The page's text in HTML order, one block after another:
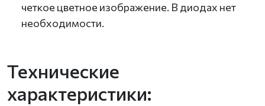
четкое цветное изображение. В диодах нет
необходимости.
Технические
характеристики: